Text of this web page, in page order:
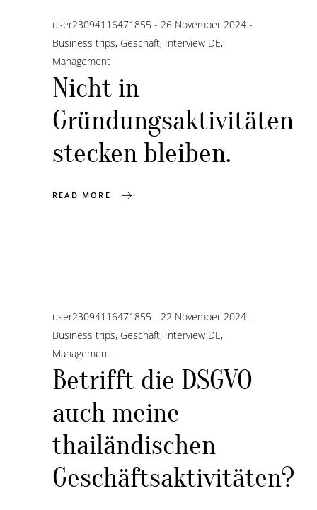
user23094116471855
26 November 2024
Business trips, Geschäft, Interview DE,
Management
Nicht in
Gründungsaktivitäten
stecken bleiben.
READ MORE
user23094116471855
22 November 2024
Business trips, Geschäft, Interview DE,
Management
Betrifft die DSGVO
auch meine
thailändischen
Geschäftsaktivitäten?